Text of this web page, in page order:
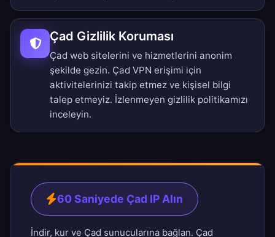
Çad Gizlilik Koruması
Çad web sitelerini ve hizmetlerini anonim
şekilde gezin. Çad VPN erişimi için
aktivitelerinizi takip etmez ve kişisel bilgi
talep etmeyiz. İzlenmeyen gizlilik politikamızı
inceleyin.
60 Saniyede Çad IP Alın
İndir, kur ve Çad sunucularına bağlan. Çad